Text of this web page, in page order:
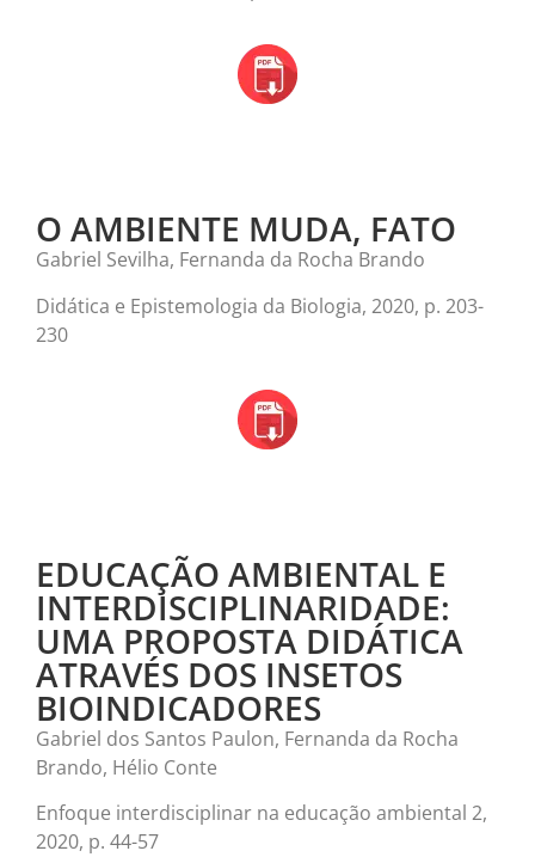
O AMBIENTE MUDA, FATO
Gabriel Sevilha, Fernanda da Rocha Brando
Didática e Epistemologia da Biologia, 2020, p. 203-
230
EDUCAÇÃO AMBIENTAL E
INTERDISCIPLINARIDADE:
UMA PROPOSTA DIDÁTICA
ATRAVÉS DOS INSETOS
BIOINDICADORES
Gabriel dos Santos Paulon, Fernanda da Rocha
Brando, Hélio Conte
Enfoque interdisciplinar na educação ambiental 2,
2020, p. 44-57